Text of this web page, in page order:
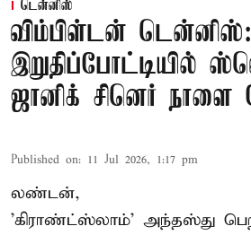
டென்னிஸ்
விம்பிள்டன் டென்னிஸ்:
இறுதிப்போட்டியில்
ஜானிக் சினெர்
Published on: 11 Jul 2026, 1:17 pm
லண்டன்,
'கிராண்ட்ஸ்லாம்' அந்தஸ்து